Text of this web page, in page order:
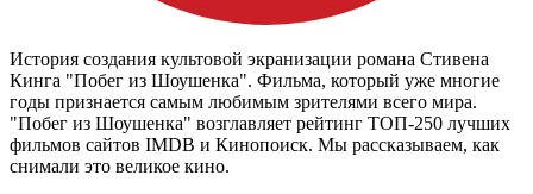
История создания культовой экранизации романа Стивена
Кинга "Побег из Шоушенка". Фильма, который уже многие
годы признается самым любимым зрителями всего мира.
"Побег из Шоушенка" возглавляет рейтинг ТОП-250 лучших
фильмов сайтов IMDB и Кинопоиск. Мы рассказываем, как
снимали это великое кино.